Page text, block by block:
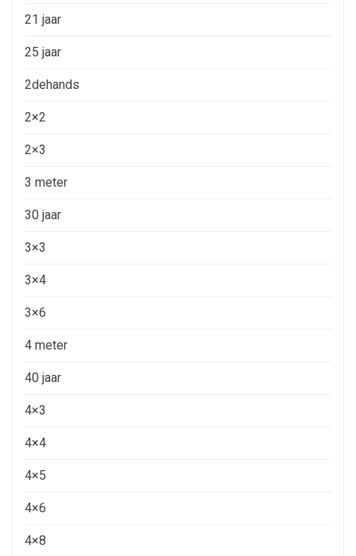
21 jaar
25 jaar
2dehands
2×2
2×3
3 meter
30 jaar
3×3
3×4
3×6
4 meter
40 jaar
4×3
4×4
4×5
4×6
4×8